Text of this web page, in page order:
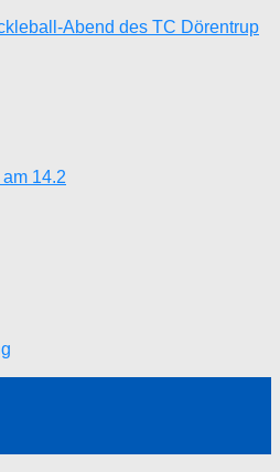
Abend des TC Dörentrup
14.2